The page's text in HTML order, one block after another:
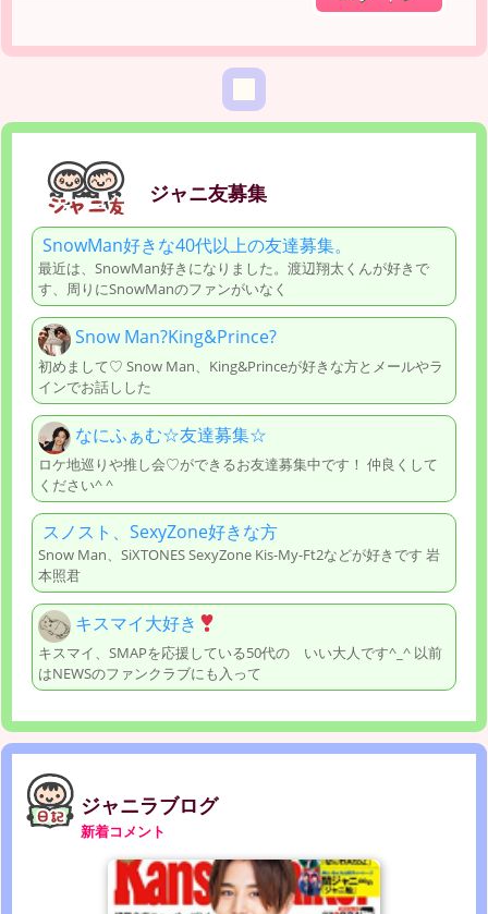
ジャニ友募集
SnowMan好きな40代以上の友達募集。
最近は、SnowMan好きになりました。渡辺翔太くんが好きで
す、周りにSnowManのファンがいなく
Snow Man?King&Prince?
初めまして♡ Snow Man、King&Princeが好きな方とメールやラ
インでお話しした
なにふぁむ☆友達募集☆
ロケ地巡りや推し会♡ができるお友達募集中です！ 仲良くして
ください^ ^
スノスト、SexyZone好きな方
Snow Man、SiXTONES SexyZone Kis-My-Ft2などが好きです 岩
本照君
キスマイ大好き
キスマイ、SMAPを応援している50代の いい大人です^_^ 以前
はNEWSのファンクラブにも入って
ジャニラブログ
新着コメント